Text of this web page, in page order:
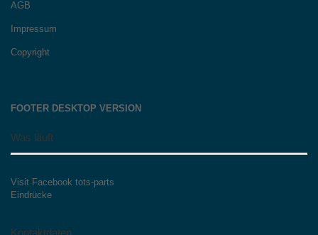
AGB
Impressum
Copyright
FOOTER DESKTOP VERSION
Was läuft
Visit Facebook tots-parts
Eindrücke
Kontaktdaten